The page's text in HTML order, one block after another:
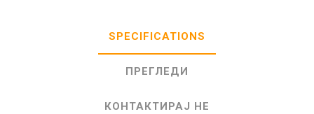
SPECIFICATIONS
ПРЕГЛЕДИ
КОНТАКТИРАЈ НЕ